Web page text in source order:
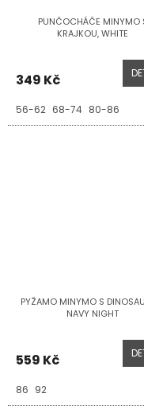
PUNČOCHÁČE MINYMO
KRAJKOU, WHITE
349 Kč
56-62 68-74 80-86
PYŽAMO MINYMO S
NAVY NIGHT
559 Kč
86 92